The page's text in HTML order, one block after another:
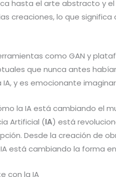
hasta el arte abstracto y
creaciones, lo que
como GAN y
que nunca antes
y es emocionante
la IA está cambiando el
Artificial (IA) está
Desde la creación de
está cambiando la forma
con la IA